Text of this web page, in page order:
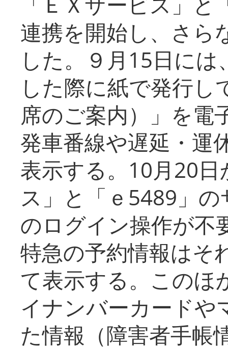
連携を開始し、さら
した。９月15日に
した際に紙で発行し
席のご案内）」を電
発車番線や遅延・運
表示する。10月20
ス」と「ｅ5489」
のログイン操作が不
特急の予約情報はそ
て表示する。このほ
イナンバーカードや
た情報（障害者手帳